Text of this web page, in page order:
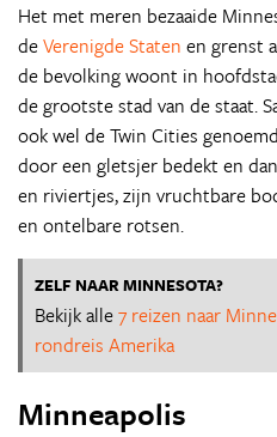
Het met meren bezaaide
deVerenigde Staten en grenst
de bevolking woont in
de grootste stad van de staat.
ook wel de Twin Cities
door een gletsjer bedekt en
en riviertjes, zijn vruchtbare
en ontelbare rotsen.
ZELF NAAR MINNESOTA?
Bekijk alle7 reizen naar
rondreis Amerika
Minneapolis